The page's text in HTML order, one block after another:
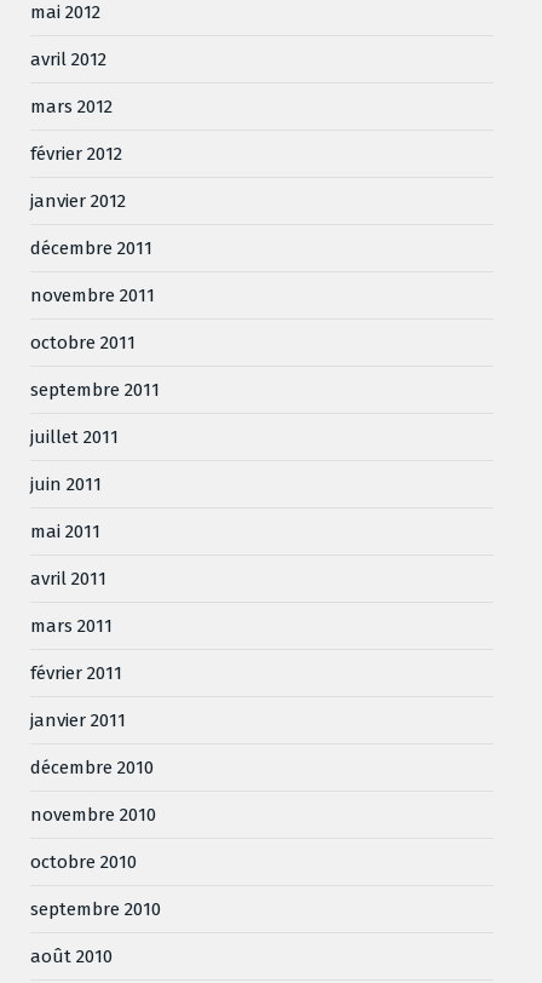
mai 2012
avril 2012
mars 2012
février 2012
janvier 2012
décembre 2011
novembre 2011
octobre 2011
septembre 2011
juillet 2011
juin 2011
mai 2011
avril 2011
mars 2011
février 2011
janvier 2011
décembre 2010
novembre 2010
octobre 2010
septembre 2010
août 2010